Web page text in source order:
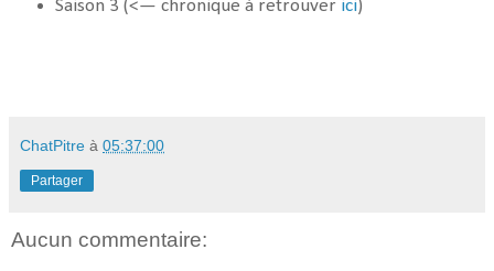
Saison 3 (<— chronique à retrouver ici)
ChatPitre à 05:37:00
Partager
Aucun commentaire: